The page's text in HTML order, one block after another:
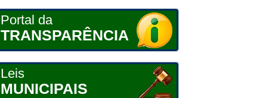
Portal da
TRANSPARÊNCIA
Leis
MUNICIPAIS